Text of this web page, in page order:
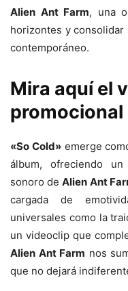
Alien Ant Farm, una
horizontes y consolidar
contemporáneo.
Mira aquí el
promocional
«So Cold»emerge
álbum, ofreciendo
sonoro deAlien Ant
cargada de
universales como la
un videoclip que
Alien Ant Farm nos
que no dejará